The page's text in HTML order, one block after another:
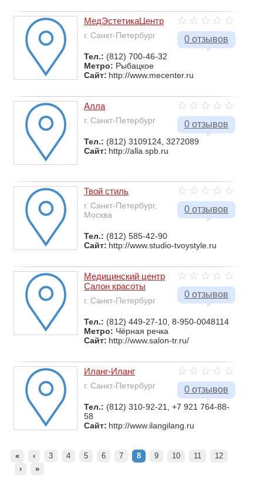
0 отзывов
МедЭстетикаЦентр
г. Санкт-Петербург
Тел.: (812) 700-46-32
Метро: Рыбацкое
Сайт: http://www.mecenter.ru
0 отзывов
Алла
г. Санкт-Петербург
Тел.: (812) 3109124, 3272089
Сайт: http://alla.spb.ru
0 отзывов
Твой стиль
г. Санкт-Петербург,
Москва
Тел.: (812) 585-42-90
Сайт: http://www.studio-tvoystyle.ru
0 отзывов
Медицинский центр
Салон красоты
г. Санкт-Петербург
Тел.: (812) 449-27-10, 8-950-0048114
Метро: Чёрная речка
Сайт: http://www.salon-tr.ru/
0 отзывов
Иланг-Иланг
г. Санкт-Петербург
Тел.: (812) 310-92-21, +7 921 764-88-
58
Сайт: http://www.ilangilang.ru
« ‹ 3 4 5 6 7 8 9 10 11
12
›
»